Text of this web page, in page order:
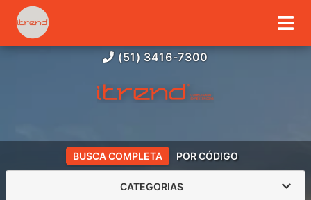
(51) 3416-7300
BUSCA COMPLETA POR CÓDIGO
CATEGORIAS